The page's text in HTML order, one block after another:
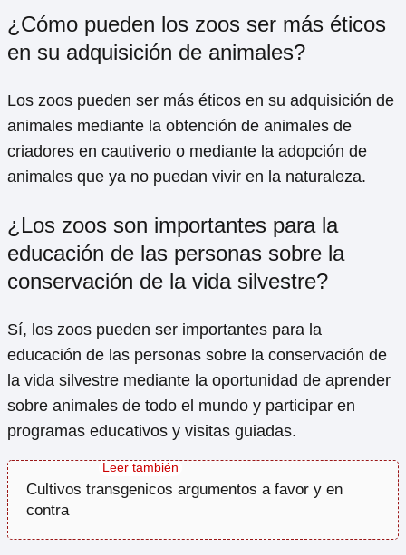
¿Cómo pueden los zoos ser más éticos
en su adquisición de animales?
Los zoos pueden ser más éticos en su adquisición de
animales mediante la obtención de animales de
criadores en cautiverio o mediante la adopción de
animales que ya no puedan vivir en la naturaleza.
¿Los zoos son importantes para la
educación de las personas sobre la
conservación de la vida silvestre?
Sí, los zoos pueden ser importantes para la
educación de las personas sobre la conservación de
la vida silvestre mediante la oportunidad de aprender
sobre animales de todo el mundo y participar en
programas educativos y visitas guiadas.
Cultivos transgenicos argumentos a favor y en
contra